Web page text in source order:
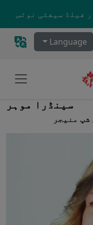
فیلڈ سیفٹی نوٹس
کریں۔
Language
سینڈرا موہر
منیجر